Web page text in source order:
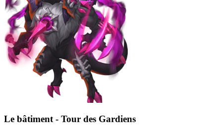
Le bâtiment - Tour des Gardiens